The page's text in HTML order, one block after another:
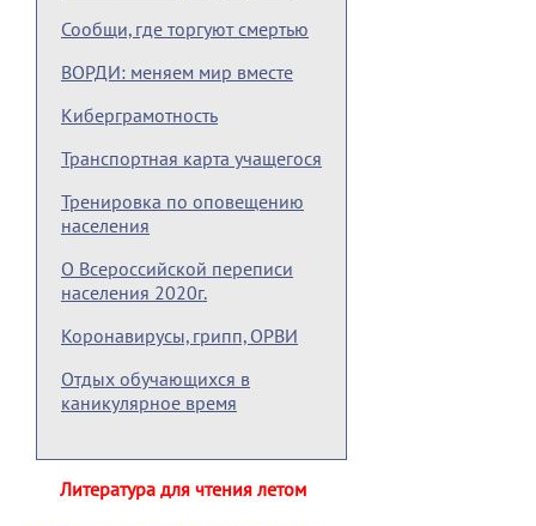
Сообщи, где торгуют смертью
ВОРДИ: меняем мир вместе
Киберграмотность
Транспортная карта учащегося
Тренировка по оповещению
населения
О Всероссийской переписи
населения 2020г.
Коронавирусы, грипп, ОРВИ
Отдых обучающихся в
каникулярное время
Литература для чтения летом